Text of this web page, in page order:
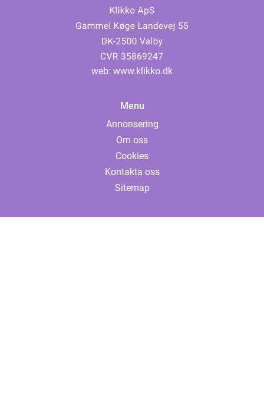
web: www.klikko.dk
Menu
Annonsering
Om oss
Cookies
Kontakta oss
Sitemap